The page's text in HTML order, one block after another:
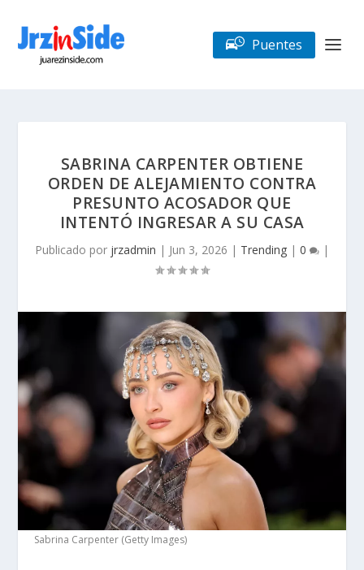
Puentes
SABRINA CARPENTER OBTIENE
ORDEN DE ALEJAMIENTO CONTRA
PRESUNTO ACOSADOR QUE
INTENTÓ INGRESAR A SU CASA
Publicado por jrzadmin | Jun 3, 2026 | Trending | 0 |
Sabrina Carpenter (Getty Images)